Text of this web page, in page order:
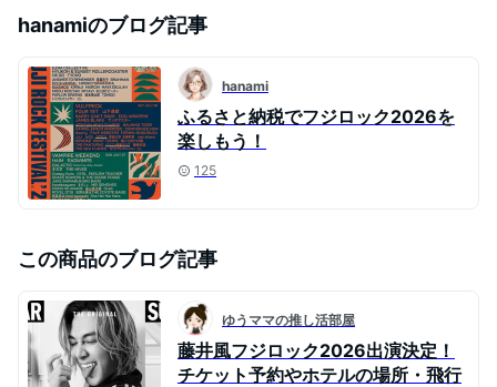
hanamiのブログ記事
hanami
ふるさと納税でフジロック2026を
楽しもう！
125
この商品のブログ記事
ゆうママの推し活部屋
藤井風フジロック2026出演決定！
チケット予約やホテルの場所・飛行